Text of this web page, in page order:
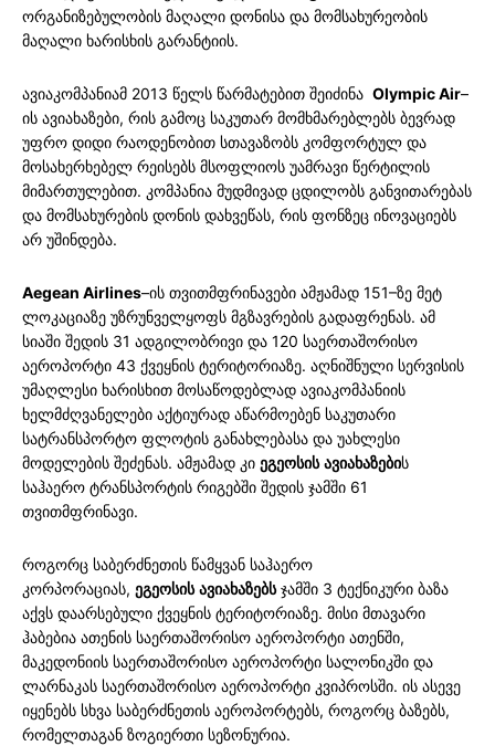
ორგანიზებულობის მაღალი დონისა და მომსახურეობის
მაღალი ხარისხის გარანტიის.
ავიაკომპანიამ 2013 წელს წარმატებით შეიძინა Olympic Air–
ის ავიახაზები, რის გამოც საკუთარ მომხმარებლებს ბევრად
უფრო დიდი რაოდენობით სთავაზობს კომფორტულ და
მოსახერხებელ რეისებს მსოფლიოს უამრავი წერტილის
მიმართულებით. კომპანია მუდმივად ცდილობს განვითარებას
და მომსახურების დონის დახვეწას, რის ფონზეც ინოვაციებს
არ უშინდება.
Aegean Airlines–ის თვითმფრინავები ამჟამად 151–ზე მეტ
ლოკაციაზე უზრუნველყოფს მგზავრების გადაფრენას. ამ
სიაში შედის 31 ადგილობრივი და 120 საერთაშორისო
აეროპორტი 43 ქვეყნის ტერიტორიაზე. აღნიშნული სერვისის
უმაღლესი ხარისხით მოსაწოდებლად ავიაკომპანიის
ხელმძღვანელები აქტიურად აწარმოებენ საკუთარი
სატრანსპორტო ფლოტის განახლებასა და უახლესი
მოდელების შეძენას. ამჟამად კი ეგეოსის ავიახაზების
საჰაერო ტრანსპორტის რიგებში შედის ჯამში 61
თვითმფრინავი.
როგორც საბერძნეთის წამყვან საჰაერო
კორპორაციას, ეგეოსის ავიახაზებსჯამში 3 ტექნიკური ბაზა
აქვს დაარსებული ქვეყნის ტერიტორიაზე. მისი მთავარი
ჰაბებია ათენის საერთაშორისო აეროპორტი ათენში,
მაკედონიის საერთაშორისო აეროპორტი სალონიკში და
ლარნაკას საერთაშორისო აეროპორტი კვიპროსში. ის ასევე
იყენებს სხვა საბერძნეთის აეროპორტებს, როგორც ბაზებს,
რომელთაგან ზოგიერთი სეზონურია.